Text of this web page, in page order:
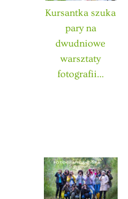
Kursantka szuka
pary na
dwudniowe
warsztaty
fotografii…